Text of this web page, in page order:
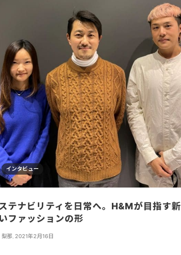
インタビュー
テナビリティを日常へ。H&Mが目指す新
ファッションの形
梨那, 2021年2月16日